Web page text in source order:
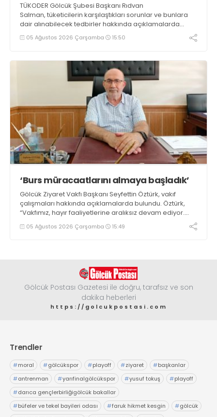
TÜKODER Gölcük Şubesi Başkanı Rıdvan
Salman, tüketicilerin karşılaştıkları sorunlar ve bunlara
dair alınabilecek tedbirler hakkında açıklamalarda
bulundu. Salman, “Unutulmamalıdır ki tüketici hakkı,
temel bir vatandaşlık hakkıdır” dedi
05 Ağustos 2026 Çarşamba 15:50
‘Burs müracaatlarını almaya başladık’
Gölcük Ziyaret Vakfı Başkanı Seyfettin Öztürk, vakıf
çalışmaları hakkında açıklamalarda bulundu. Öztürk,
“Vakfımız, hayır faaliyetlerine aralıksız devam ediyor.
Öğrenci bursları için müracaatları almaya başladık’ dedi
05 Ağustos 2026 Çarşamba 15:49
Gölcük Postası Gazetesi ile doğru, tarafsız ve son
dakika heberleri
https://golcukpostasi.com
Trendler
#moral #gölcükspor #playoff #ziyaret #başkanlar
#antrenman #yarıfinalgölcükspor #yusuf tokuş #playoff
#darıca gençlerbirliğigölcük bakallar
#büfeler ve tekel bayileri odası #faruk hikmet kesgin #gölcük